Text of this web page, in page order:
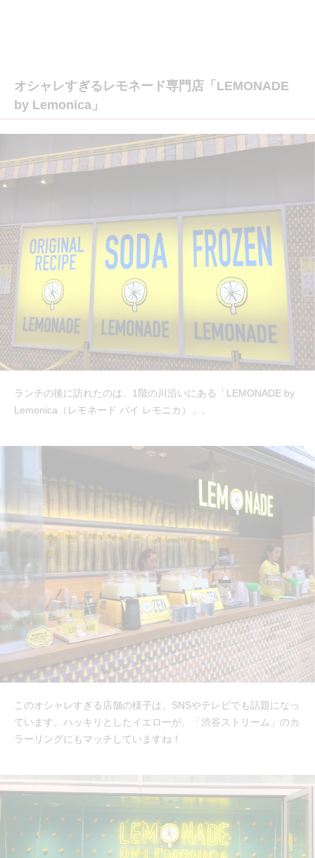
オシャレすぎるレモネード専門店「LEMONADE
by Lemonica」
ランチの後に訪れたのは、1階の川沿いにある「LEMONADE by
Lemonica（レモネード バイ レモニカ）」。
このオシャレすぎる店舗の様子は、SNSやテレビでも話題になっ
ています。ハッキリとしたイエローが、「渋谷ストリーム」のカ
ラーリングにもマッチしていますね！